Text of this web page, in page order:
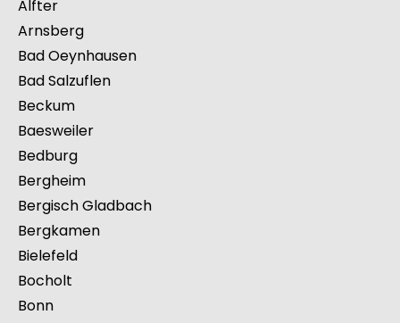
Ahaus
Ahlen
Alsdorf
Alfter
Arnsberg
Bad Oeynhausen
Bad Salzuflen
Beckum
Baesweiler
Bedburg
Bergheim
Bergisch Gladbach
Bergkamen